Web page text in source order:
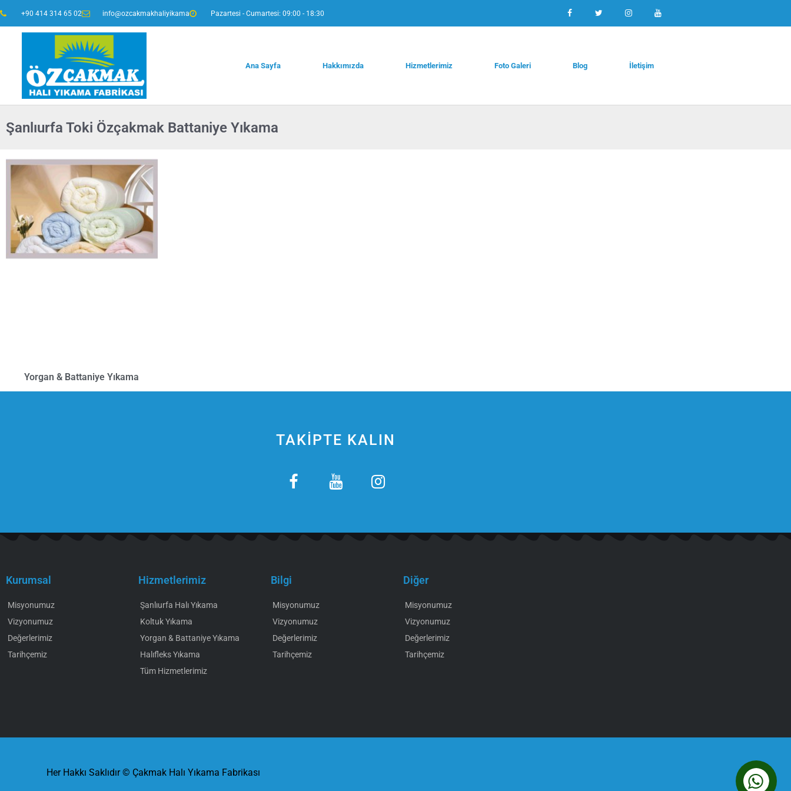
+90 414 314 65 02 info@ozcakmakhaliyikama Pazartesi - Cumartesi: 09:00 - 18:30
Ana Sayfa Hakkımızda Hizmetlerimiz Foto Galeri Blog İletişim
Şanlıurfa Toki Özçakmak Battaniye Yıkama
Yorgan & Battaniye Yıkama
TAKİPTE KALIN
Kurumsal
Misyonumuz
Vizyonumuz
Değerlerimiz
Tarihçemiz
Hizmetlerimiz
Şanlıurfa Halı Yıkama
Koltuk Yıkama
Yorgan & Battaniye Yıkama
Halıfleks Yıkama
Tüm Hizmetlerimiz
Bilgi
Misyonumuz
Vizyonumuz
Değerlerimiz
Tarihçemiz
Diğer
Misyonumuz
Vizyonumuz
Değerlerimiz
Tarihçemiz
Her Hakkı Saklıdır © Çakmak Halı Yıkama Fabrikası